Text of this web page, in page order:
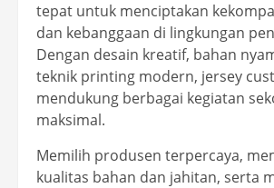
tepat untuk menciptakan
dan kebanggaan di lingkungan
Dengan desain kreatif, bahan
teknik printing modern, jersey
mendukung berbagai kegiatan
maksimal.
Memilih produsen terpercaya,
kualitas bahan dan jahitan, serta